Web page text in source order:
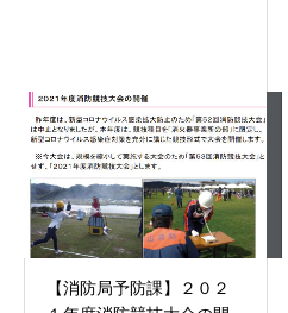
【消防局予防課】２０２